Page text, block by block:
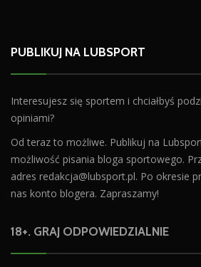
PUBLIKUJ NA LUBSPORT
Interesujesz się sportem i chciałbyś
opiniami?
Od teraz to możliwe. Publikuj na
możliwość pisania bloga sportowego.
adres redakcja@lubsport.pl. Po okresie
nas konto blogera. Zapraszamy!
18+. GRAJ ODPOWIEDZIALNIE